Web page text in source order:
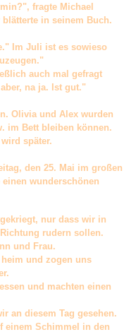
fragte Michael
in seinem Buch.
Im Juli ist es sowieso
auch mal gefragt
na ja. Ist gut."
Olivia und Alex wurden
im Bett bleiben können.
später.
den 25. Mai im großen
wunderschönen
nur dass wir in
rudern sollen.
und Frau.
und zogen uns
und machten einen
an diesem Tag gesehen.
einem Schimmel in den